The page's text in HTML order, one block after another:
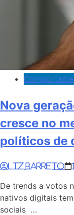
Nova
cresce no
políticos de
Liz Barreto
De trends a votos
nativos digitais
sociais …